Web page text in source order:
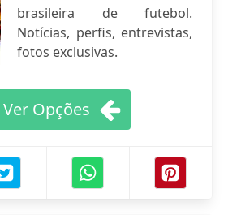
brasileira de futebol.
Notícias, perfis, entrevistas,
fotos exclusivas.
Ver Opções